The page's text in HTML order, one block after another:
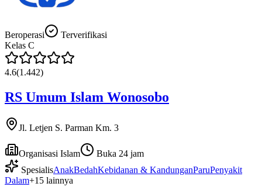
Beroperasi
Terverifikasi
Kelas C
4.6(1.442)
RS Umum Islam Wonosobo
Jl. Letjen S. Parman Km. 3
Organisasi Islam
Buka 24 jam
SpesialisAnakBedahKebidanan & KandunganParuPenyakit
Dalam+15 lainnya